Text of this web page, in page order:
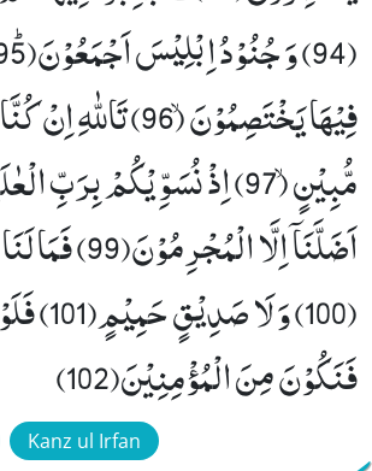
فِیْهَا یَخْتَصِمُوْنَۙ (96)
اَضَلَّنَاۤ اِلَّا
(100) وَ
فَنَكُوْنَ مِنَ الْمُؤْمِنِیْنَ(102)
Kanz ul Irfan